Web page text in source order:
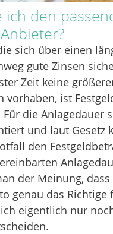
ich den
sich über einen
gute Zinsen
Zeit keine
vorhaben, ist
die Anlagedauer
und laut Gesetz
den
der Meinung, dass
genau das Richtige
eigentlich nur